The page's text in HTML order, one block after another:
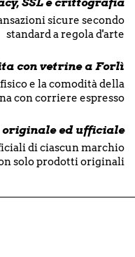
sicure secondo
standard a regola d'arte
con vetrine a Forlì
e la comodità della
con corriere espresso
originale ed ufficiale
di ciascun marchio
solo prodotti originali